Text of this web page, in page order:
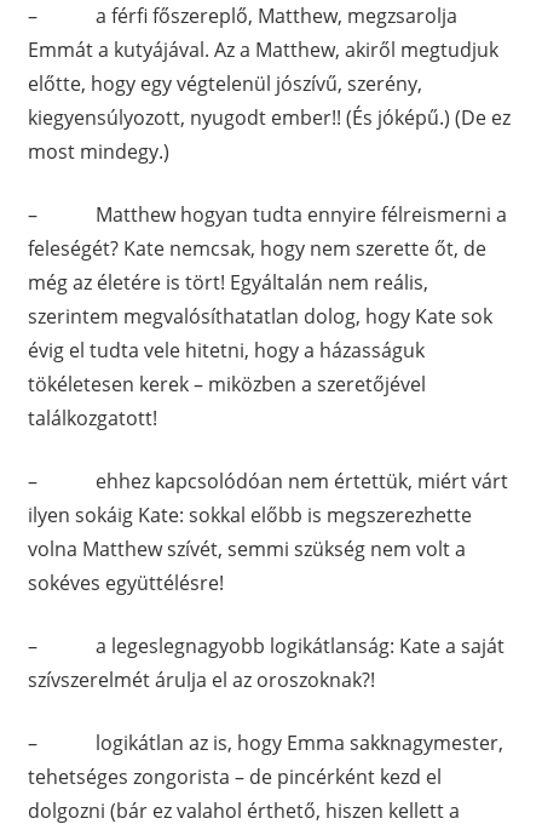
– a férfi főszereplő, Matthew, megzsarolja
Emmát a kutyájával. Az a Matthew, akiről megtudjuk
előtte, hogy egy végtelenül jószívű, szerény,
kiegyensúlyozott, nyugodt ember!! (És jóképű.) (De ez
most mindegy.)
– Matthew hogyan tudta ennyire félreismerni a
feleségét? Kate nemcsak, hogy nem szerette őt, de
még az életére is tört! Egyáltalán nem reális,
szerintem megvalósíthatatlan dolog, hogy Kate sok
évig el tudta vele hitetni, hogy a házasságuk
tökéletesen kerek – miközben a szeretőjével
találkozgatott!
– ehhez kapcsolódóan nem értettük, miért várt
ilyen sokáig Kate: sokkal előbb is megszerezhette
volna Matthew szívét, semmi szükség nem volt a
sokéves együttélésre!
– a legeslegnagyobb logikátlanság: Kate a saját
szívszerelmét árulja el az oroszoknak?!
– logikátlan az is, hogy Emma sakknagymester,
tehetséges zongorista – de pincérként kezd el
dolgozni (bár ez valahol érthető, hiszen kellett a